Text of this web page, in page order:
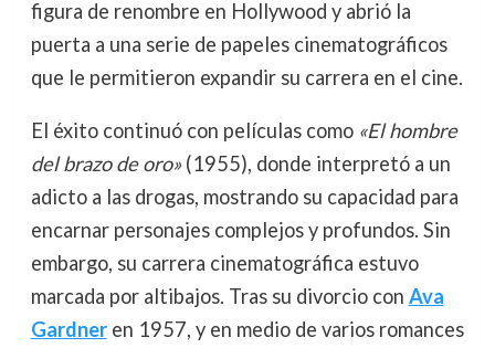
figura de renombre en Hollywood y abrió la
puerta a una serie de papeles cinematográficos
que le permitieron expandir su carrera en el cine.
El éxito continuó con películas como «El hombre
del brazo de oro»(1955), donde interpretó a un
adicto a las drogas, mostrando su capacidad para
encarnar personajes complejos y profundos. Sin
embargo, su carrera cinematográfica estuvo
marcada por altibajos. Tras su divorcio con Ava
Gardneren 1957, y en medio de varios romances